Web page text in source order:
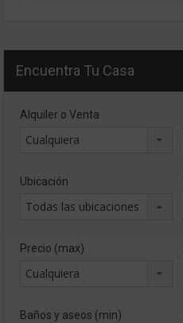
Encuentra Tu Casa
Alquiler o Venta
Cualquiera
Ubicación
Todas las ubicaciones
Precio (max)
Cualquiera
Baños y aseos (min)